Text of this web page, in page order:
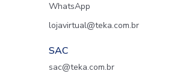
WhatsApp
lojavirtual@teka.com.br
SAC
sac@teka.com.br